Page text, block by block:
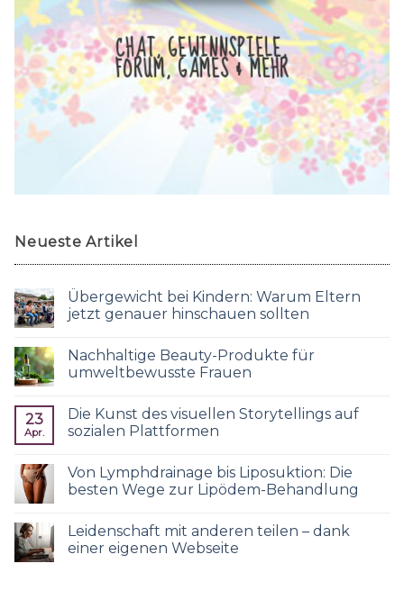
CHAT, GEWINNSPIELE,
FORUM, GAMES & MEHR
Neueste Artikel
Übergewicht bei Kindern: Warum Eltern
jetzt genauer hinschauen sollten
Nachhaltige Beauty-Produkte für
umweltbewusste Frauen
23
Apr.
Die Kunst des visuellen Storytellings auf
sozialen Plattformen
Von Lymphdrainage bis Liposuktion: Die
besten Wege zur Lipödem-Behandlung
Leidenschaft mit anderen teilen – dank
einer eigenen Webseite